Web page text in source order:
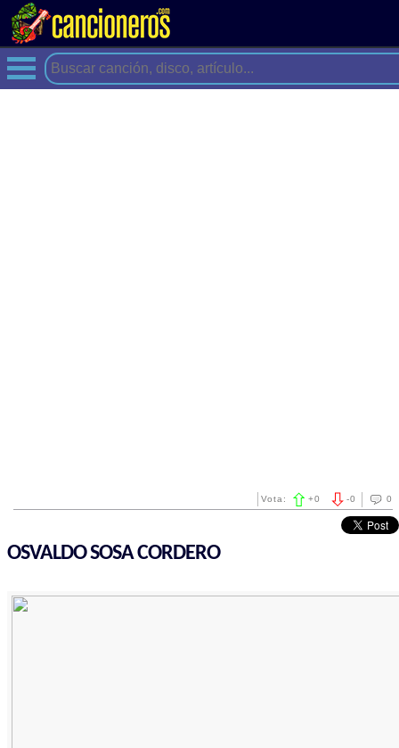
0
-0
Vota: +0
OSVALDO SOSA CORDERO